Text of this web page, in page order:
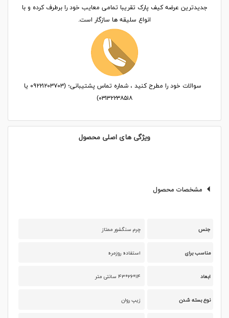
جدیدترین عرضه کیف پارک تقریبا تمامی معایب خود را برطرف کرده و با
انواع سلیقه ها سازگار است.
سوالات خود را مطرح کنید ، شماره تماس پشتیبانی؛ (۰۹۲۲۱۲۰۳۷۰۳ یا
۰۳۱۳۲۲۳۸۵۱۸)
ویژگی های اصلی محصول
مشخصات محصول
جنس چرم سنگشور ممتاز
مناسب برای استفاده روزمره
ابعاد ۱۴*۲۶*۴۳ سانتی متر
نوع بسته شدن زیپ روان